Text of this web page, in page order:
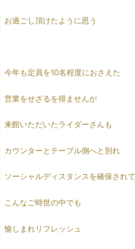
お過ごし頂けたように思う
今年も定員を10名程度におさえた
営業をせざるを得ませんが
来館いただいたライダーさんも
カウンターとテーブル側へと別れ
ソーシャルディスタンスを確保されて
こんなご時世の中でも
愉しまれリフレッシュ